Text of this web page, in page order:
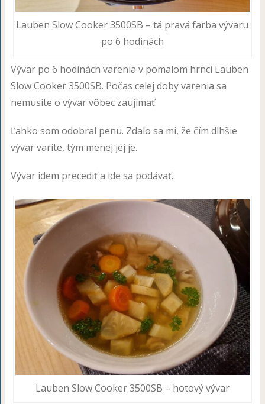
Lauben Slow Cooker 3500SB – tá pravá farba vývaru
po 6 hodinách
Vývar po 6 hodinách varenia v pomalom hrnci Lauben
Slow Cooker 3500SB. Počas celej doby varenia sa
nemusíte o vývar vôbec zaujímať.
Ľahko som odobral penu. Zdalo sa mi, že čím dlhšie
vývar varíte, tým menej jej je.
Vývar idem precediť a ide sa podávať.
Lauben Slow Cooker 3500SB – hotový vývar